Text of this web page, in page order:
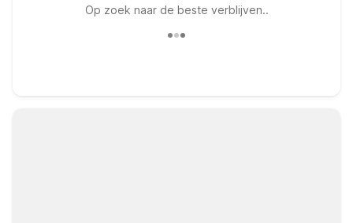
Op zoek naar de beste verblijven..